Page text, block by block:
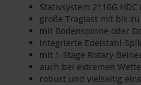
Stativsystem 2116G
große Traglast mit bis zu
mit Bodenspinne oder
integrierte Edelstahl-
mit 1-Stage Rotary-
auch bei extremen
robust und vielseitig